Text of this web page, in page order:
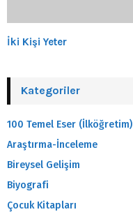
İki Kişi Yeter
Kategoriler
100 Temel Eser (İlköğretim)
Araştırma-İnceleme
Bireysel Gelişim
Biyografi
Çocuk Kitapları